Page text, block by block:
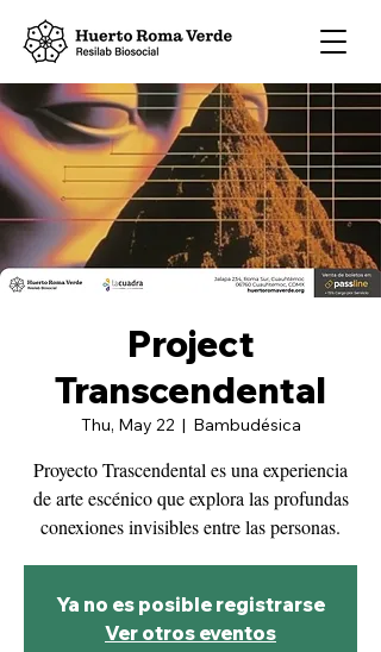
Project
Transcendental
Thu, May 22
  |
Bambudésica
Proyecto Trascendental es una experiencia
de arte escénico que explora las profundas
conexiones invisibles entre las personas.
Ya no es posible registrarse
Ver otros eventos